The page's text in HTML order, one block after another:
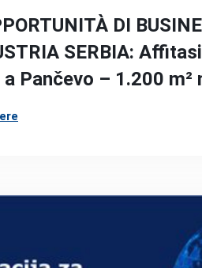
DI
SERBIA:
Pančevo – 1.200